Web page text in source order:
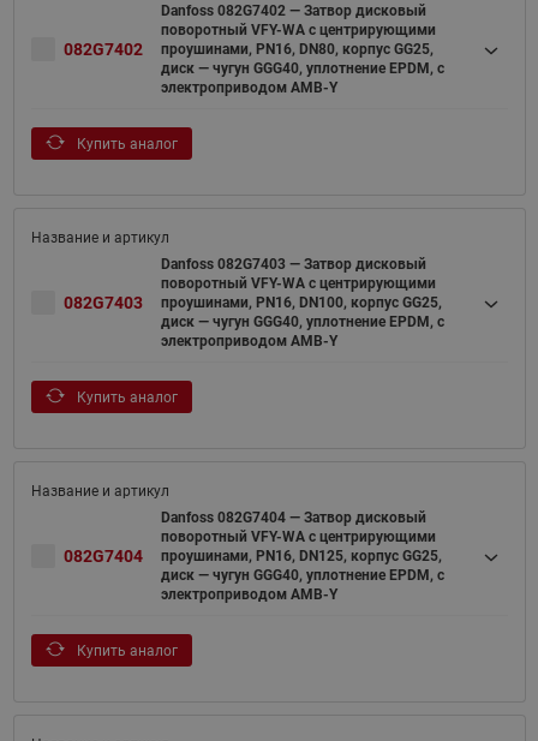
082G7402
Danfoss 082G7402 — Затвор дисковый
поворотный VFY-WA с центрирующими
проушинами, PN16, DN80, корпус GG25,
диск — чугун GGG40, уплотнение EPDM, с
электроприводом AMB-Y
Купить аналог
082G7403
Danfoss 082G7403 — Затвор дисковый
поворотный VFY-WA с центрирующими
проушинами, PN16, DN100, корпус GG25,
диск — чугун GGG40, уплотнение EPDM, с
электроприводом AMB-Y
Купить аналог
082G7404
Danfoss 082G7404 — Затвор дисковый
поворотный VFY-WA с центрирующими
проушинами, PN16, DN125, корпус GG25,
диск — чугун GGG40, уплотнение EPDM, с
электроприводом AMB-Y
Купить аналог